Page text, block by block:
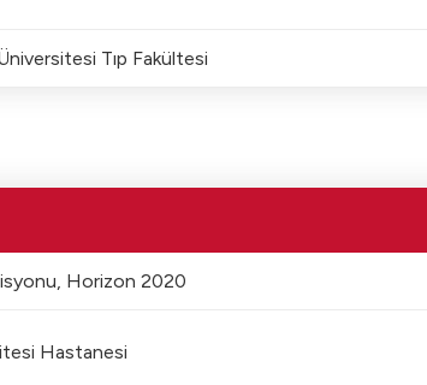
Tıp Fakültesi
Horizon 2020
Hastanesi